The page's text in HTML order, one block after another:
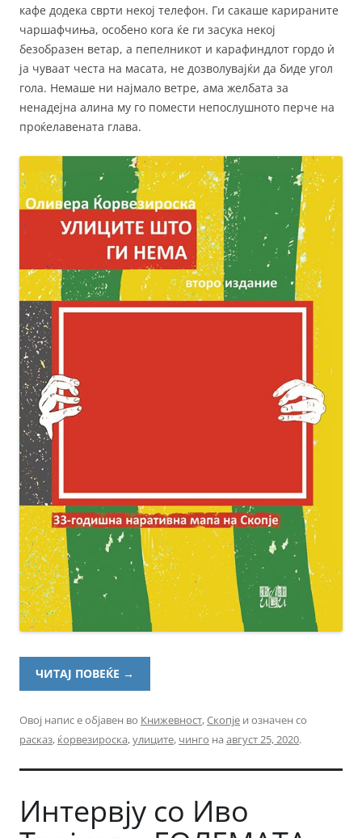
кафе додека сврти некој телефон. Ги сакаше карираните
чаршафчиња, особено кога ќе ги засука некој
безобразен ветар, а пепелникот и ка­рафиндлот гордо ѝ
ја чуваат честа на масата, не дозволувајќи да биде угол
гола. Немаше ни најмало ветре, ама желбата за
ненадејна алина му го помести непослушното перче на
проќелавената глава.
ЧИТАЈ ПОВЕЌЕ →
Овој напис е објавен во Книжевност,Скопје и означен со
расказ, ќорвезироска,улиците, чинго на август 25, 2020.
Интервју со Иво